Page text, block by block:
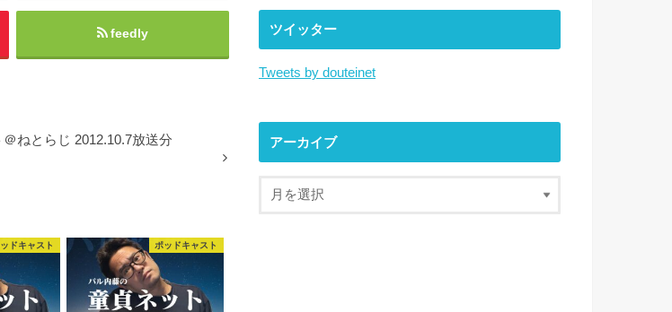
印
て
feedly
ねとらじ 2012.10.7放送分
ドキャスト ポッドキャスト
ツイッター
Tweets by douteinet
アーカイブ